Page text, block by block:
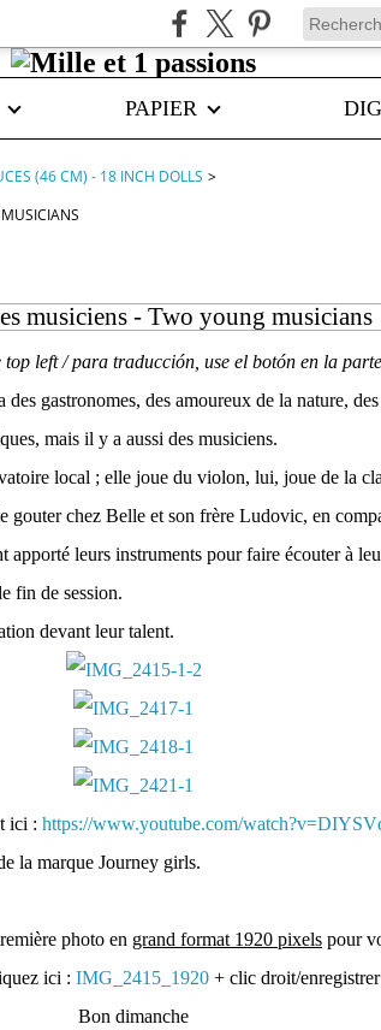
PAPIER
(46 CM) - 18 INCH DOLLS >
musiciens - Two young musicians
left / para traducción, use el botón en la
gastronomes, des amoureux de la nature,
mais il y a aussi des musiciens.
local ; elle joue du violon, lui, joue de la
gouter chez Belle et son frère Ludovic, en
leurs instruments pour faire écouter à
fin de session.
devant leur talent.
ici : https://www.youtube.com/
la marque Journey girls.
photo en grand format 1920 pixels pour
ici : IMG_2415_1920+ clic droit/enregistrer
Bon dimanche